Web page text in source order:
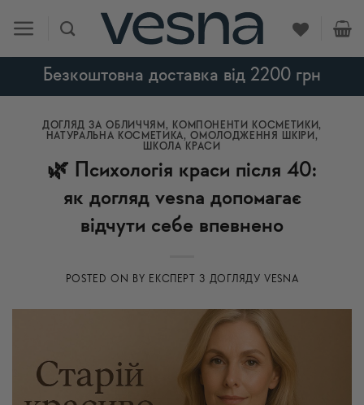
content
Безкоштовна доставка від 2200 грн
ДОГЛЯД ЗА ОБЛИЧЧЯМ , КОМПОНЕНТИ КОСМЕТИКИ ,
НАТУРАЛЬНА КОСМЕТИКА,ОМОЛОДЖЕННЯ ШКІРИ ,
ШКОЛА КРАСИ
🌿 Психологія краси після 40:
як догляд vesna допомагає
відчути себе впевнено
POSTED ON BY ЕКСПЕРТ З ДОГЛЯДУ VESNA